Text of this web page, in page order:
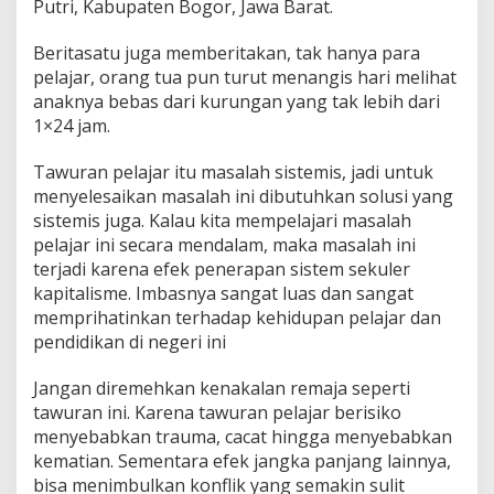
Putri, Kabupaten Bogor, Jawa Barat.
Beritasatu juga memberitakan, tak hanya para
pelajar, orang tua pun turut menangis hari melihat
anaknya bebas dari kurungan yang tak lebih dari
1×24 jam.
Tawuran pelajar itu masalah sistemis, jadi untuk
menyelesaikan masalah ini dibutuhkan solusi yang
sistemis juga. Kalau kita mempelajari masalah
pelajar ini secara mendalam, maka masalah ini
terjadi karena efek penerapan sistem sekuler
kapitalisme. Imbasnya sangat luas dan sangat
memprihatinkan terhadap kehidupan pelajar dan
pendidikan di negeri ini
Jangan diremehkan kenakalan remaja seperti
tawuran ini. Karena tawuran pelajar berisiko
menyebabkan trauma, cacat hingga menyebabkan
kematian. Sementara efek jangka panjang lainnya,
bisa menimbulkan konflik yang semakin sulit